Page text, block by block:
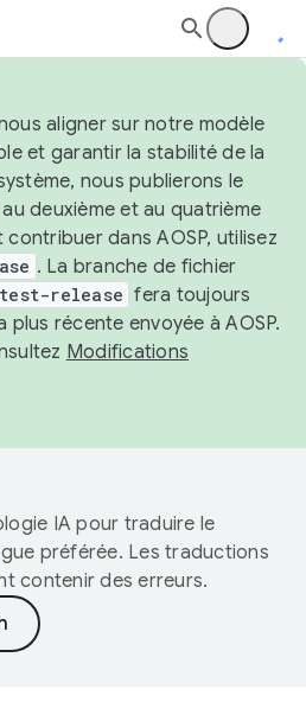
aligner sur notre modèle
et garantir la stabilité de la
nous publierons le
deuxième et au quatrième
dans AOSP, utilisez
. La branche de fichier
release fera toujours
plus récente envoyée à AOSP.
Modifications
IA pour traduire le
préférée. Les traductions
contenir des erreurs.